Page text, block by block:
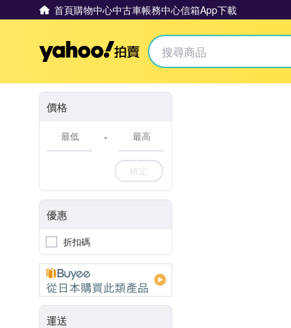
首頁購物中心中古車帳務中心信箱App下載
Yahoo拍賣
價格
-
確定
優惠
折扣碼
運送